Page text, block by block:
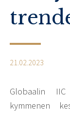
21.02.2023
Globaalin
kymmenen